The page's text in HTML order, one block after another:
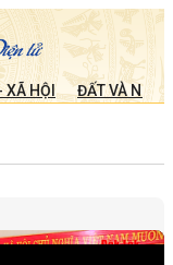
XÃ HỘI ĐẤT VÀ